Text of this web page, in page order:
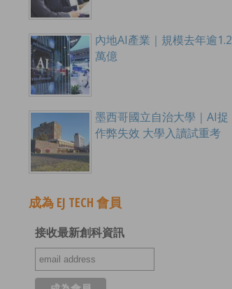
內地AI產業｜規模去年逾1.2
萬億
墨西哥國立自治大學｜AI捉
作弊失效 大學入讀試重考
成為 EJ TECH 會員
接收最新創科資訊